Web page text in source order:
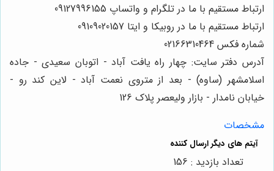
ارتباط مستقیم با ما در تلگرام و واتساپ 09127996155
ارتباط مستقیم با ما در روبیکا و ایتا 09109020157
شماره فکس 02166310464
آدرس دفتر سایت: چهار راه یافت آباد - اتوبان سعیدی - جاده
اسلامشهر (ساوه) - بعد از متروی نعمت آباد - لاین کند رو -
خیابان نامدار - بازار ولیعصر پلاک 126
مشخصات
تعداد بازدید : 156